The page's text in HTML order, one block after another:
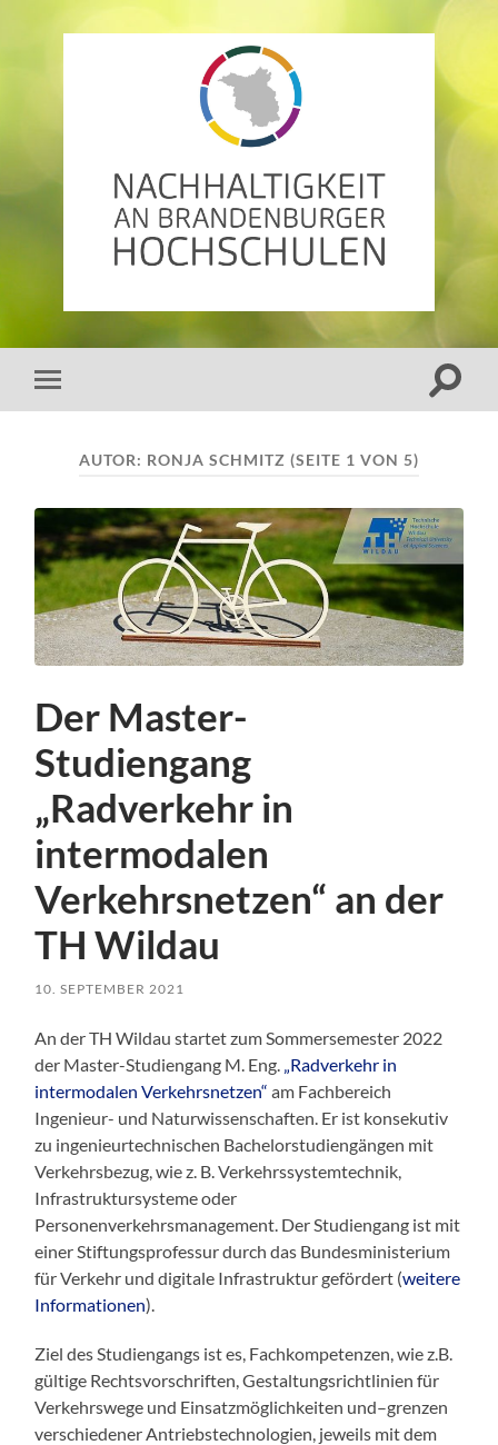
AG
Nachhaltigkeit
an
Mobile-
Menü
AUTOR: RONJA SCHMITZ (SEITE 1 VON 5)
Der Master-
Studiengang
„Radverkehr in
intermodalen
Verkehrsnetzen“ an der
TH Wildau
10. SEPTEMBER 2021
An der TH Wildau startet zum Sommersemester 2022
der Master-Studiengang M. Eng.
„Radverkehr in
intermodalen Verkehrsnetzen“ am Fachbereich
Ingenieur- und Naturwissenschaften. Er ist konsekutiv
zu ingenieurtechnischen Bachelorstudiengängen mit
Verkehrsbezug, wie z. B. Verkehrssystemtechnik,
Infrastruktursysteme oder
Personenverkehrsmanagement. Der Studiengang ist mit
einer Stiftungsprofessur durch das Bundesministerium
für Verkehr und digitale Infrastruktur gefördert (weitere
Informationen).
Ziel des Studiengangs ist es, Fachkompetenzen, wie z.B.
gültige Rechtsvorschriften, Gestaltungsrichtlinien für
Verkehrswege und Einsatzmöglichkeiten und–grenzen
verschiedener Antriebstechnologien, jeweils mit dem